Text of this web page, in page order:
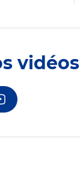
vidéos